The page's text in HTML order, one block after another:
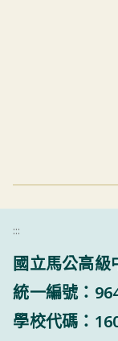
:::
國立馬公高級
統一編號：
學校代碼：